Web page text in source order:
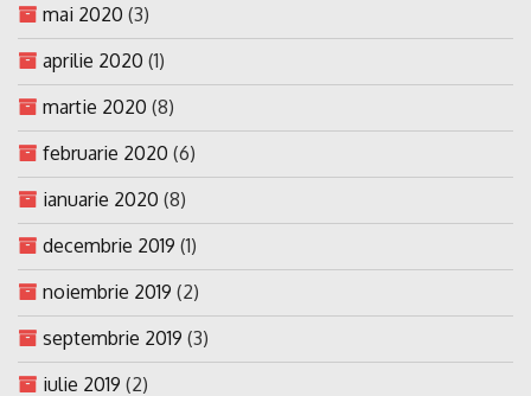
mai 2020 (3)
aprilie 2020 (1)
martie 2020 (8)
februarie 2020 (6)
ianuarie 2020 (8)
decembrie 2019 (1)
noiembrie 2019 (2)
septembrie 2019 (3)
iulie 2019 (2)